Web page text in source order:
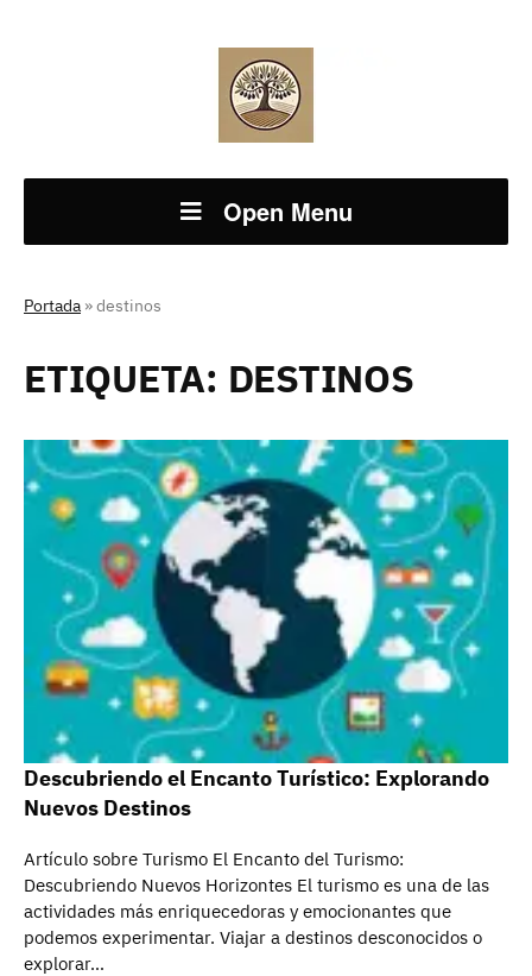
Open Menu
Portada »destinos
ETIQUETA: DESTINOS
Descubriendo el Encanto Turístico: Explorando
Nuevos Destinos
Artículo sobre Turismo El Encanto del Turismo:
Descubriendo Nuevos Horizontes El turismo es una de las
actividades más enriquecedoras y emocionantes que
podemos experimentar. Viajar a destinos desconocidos o
explorar…